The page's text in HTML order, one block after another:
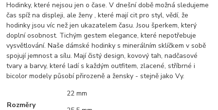
Hodinky, které nejsou jen o čase. V dnešní době možná sledujeme
čas spíž na displeji, ale ženy , které mají cit pro styl, vědí, že
hodinky jsou víc než jen ukazatelem času. Jsou šperkem, který
doplní osobnost. Tichým gestem elegance, které nepotřebuje
vysvětlování. Naše dámské hodinky s minerálním sklíčkem v sobě
spojují jemnost a sílu. Mají čistý design, kovový tah, nadčasové
tvary a barvy, které ladí s každým outfitem, zlacené, stříbrné i
bicolor modely působí přirozeně a žensky - stejně jako Vy.
Rozměry
22 mm